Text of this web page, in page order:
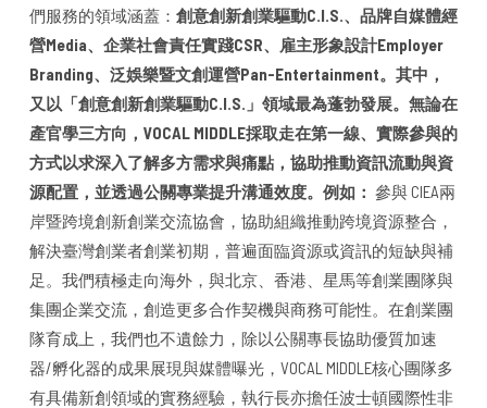
們服務的領域涵蓋： 創意創新創業驅動C.I.S.、品牌自媒體經
營Media、企業社會責任實踐CSR、雇主形象設計Employer
Branding、泛娛樂暨文創運營Pan-Entertainment。其中，
又以「創意創新創業驅動C.I.S.」領域最為蓬勃發展。無論在
產官學三方向，VOCAL MIDDLE採取走在第一線、實際參與的
方式以求深入了解多方需求與痛點，協助推動資訊流動與資
源配置，並透過公關專業提升溝通效度。例如： 參與 CIEA兩
岸暨跨境創新創業交流協會，協助組織推動跨境資源整合，
解決臺灣創業者創業初期，普遍面臨資源或資訊的短缺與補
足。我們積極走向海外，與北京、香港、星馬等創業團隊與
集團企業交流，創造更多合作契機與商務可能性。在創業團
隊育成上，我們也不遺餘力，除以公關專長協助優質加速
器/孵化器的成果展現與媒體曝光，VOCAL MIDDLE核心團隊多
有具備新創領域的實務經驗，執行長亦擔任波士頓國際性非